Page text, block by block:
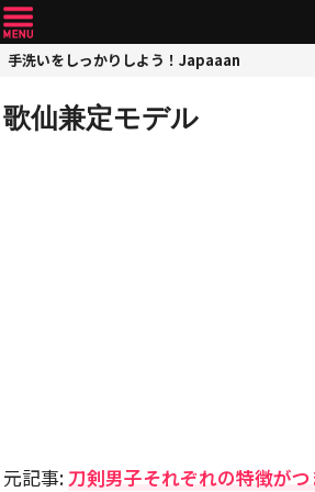
手洗いをしっかりしよう！Japaaan
歌仙兼定モデル
元記事:刀剣男子それぞれの特徴が